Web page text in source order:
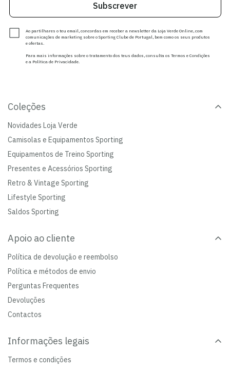
Subscrever
Ao partilhares o teu email, concordas em receber a newsletter da Loja Verde Online, com
comunicações de marketing sobre o Sporting Clube de Portugal, bem como os seus produtos
e ofertas.
Para mais informações sobre o tratamento dos teus dados, consulta os Termos e Condições
e a Política de Privacidade.
Coleções
Novidades Loja Verde
Camisolas e Equipamentos Sporting
Equipamentos de Treino Sporting
Presentes e Acessórios Sporting
Retro & Vintage Sporting
Lifestyle Sporting
Saldos Sporting
Apoio ao cliente
Política de devolução e reembolso
Política e métodos de envio
Perguntas Frequentes
Devoluções
Contactos
Informações legais
Termos e condições